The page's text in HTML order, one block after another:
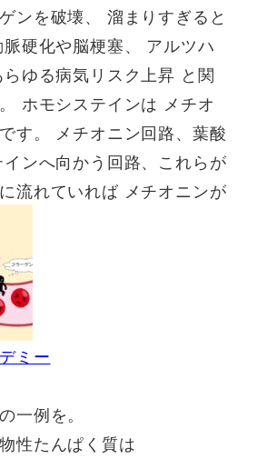
ンを破壊、 溜まりすぎると
硬化や脳梗塞、 アルツハ
ゆる病気リスク上昇 と関
ホモシステインは メチオ
す。 メチオニン回路、葉酸
ンへ向かう回路、これらが
流れていれば メチオニンが
ミー
一例を。
性たんぱく質は